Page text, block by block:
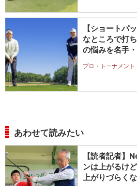
【ショートパ
なところで打
の悩みを名手
プロ・トーナメント
あわせて読みたい
【読者記者】
ンは上がるけ
上がりづらく